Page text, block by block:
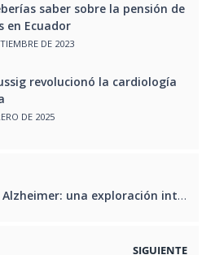
saber sobre la pensión de
en Ecuador
DE 2023
revolucionó la cardiología
DE 2025
integral de la enfermedad neurodegenerativa
SIGUIENTE